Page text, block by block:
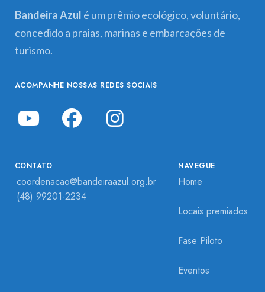
Bandeira Azul é um prêmio ecológico, voluntário,
concedido a praias, marinas e embarcações de
turismo.
ACOMPANHE NOSSAS REDES SOCIAIS
NAVEGUE
Home
Locais premiados
Fase Piloto
Eventos
CONTATO
coordenacao@bandeiraazul.org.br
(48) 99201-2234